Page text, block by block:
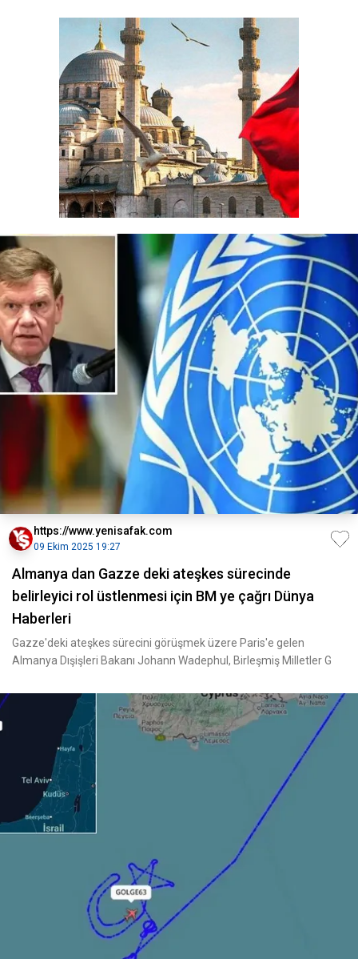
https://www.yenisafak.com
09 Ekim 2025 19:27
Almanya dan Gazze deki ateşkes sürecinde
belirleyici rol üstlenmesi için BM ye çağrı Dünya
Haberleri
Gazze'deki ateşkes sürecini görüşmek üzere Paris'e gelen
Almanya Dışişleri Bakanı Johann Wadephul, Birleşmiş Milletler G